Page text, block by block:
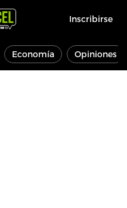
Inscribirse
Economía Opiniones